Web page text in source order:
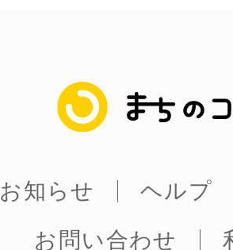
まちのコイン
お知らせ
ヘルプ
お問い合わせ